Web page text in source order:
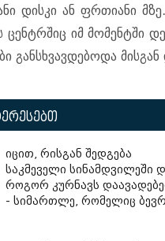
დისკი ან ფრთიანი
იმ მომენტში
განსხვავდებოდა
იცით, რისგან შედგება
საკმეველი სინამდვილეში
როგორ კურნავს
- სიმართლე, რომელიც